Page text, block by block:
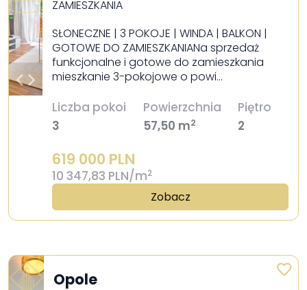
ZAMIESZKANIA
SŁONECZNE | 3 POKOJE | WINDA | BALKON |
GOTOWE DO ZAMIESZKANIANa sprzedaż
funkcjonalne i gotowe do zamieszkania
mieszkanie 3-pokojowe o powi…
Liczba pokoi
3
Powierzchnia
57,50 m2
Piętro
2
619 000 PLN
10 347,83 PLN/m2
Zobacz
Opole